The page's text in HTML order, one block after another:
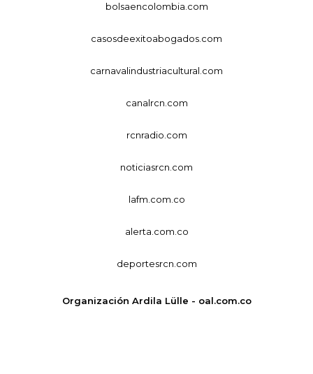
bolsaencolombia.com
casosdeexitoabogados.com
carnavalindustriacultural.com
canalrcn.com
rcnradio.com
noticiasrcn.com
lafm.com.co
alerta.com.co
deportesrcn.com
Organización Ardila Lülle - oal.com.co